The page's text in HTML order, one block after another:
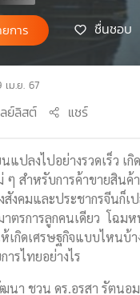
การ ชื่นชอบ
ม.ย. 67
ย์ลิสต์ แชร์
แปลงไปอย่างรวดเร็ว เ
ๆ สำหรับการค้าขายสินค้
สังคมและประชากรจีนก็เ
าตรการลูกคนเดียว โฉม
เกิดเศรษฐกิจแบบไหนบ้า
ารไทยอย่างไร
นา ชวน ดร.อรสา รัตนอ